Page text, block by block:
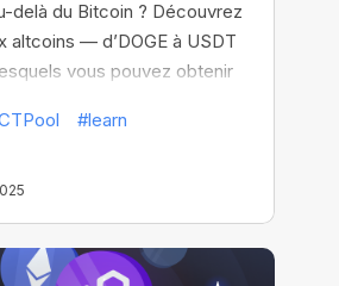
delà du Bitcoin ? Découvrez
altcoins — d’DOGE à USDT
vous pouvez obtenir
#learn